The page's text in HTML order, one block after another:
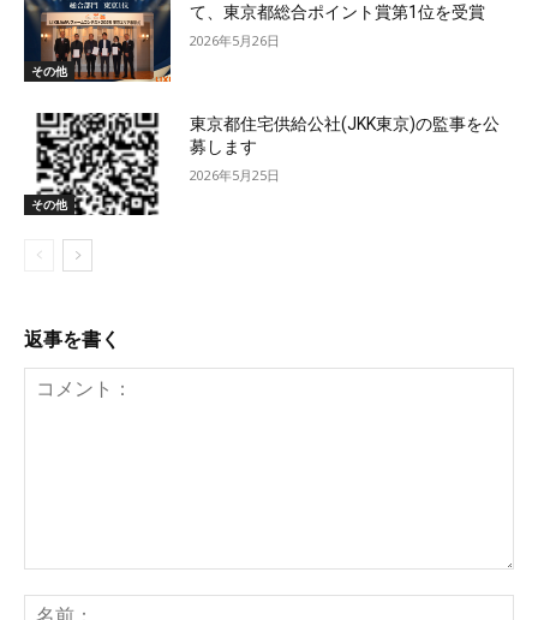
その他
て、東京都総合ポイント賞第1位を受賞
2026年5月26日
その他
東京都住宅供給公社(JKK東京)の監事を公
募します
2026年5月25日
返事を書く